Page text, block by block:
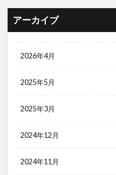
アーカイブ
2026年4月
2025年5月
2025年3月
2024年12月
2024年11月